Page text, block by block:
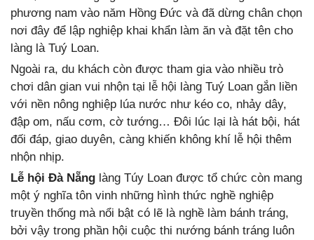
phương nam vào năm Hồng Đức và đã dừng chân chọn
nơi đây để lập nghiệp khai khẩn làm ăn và đặt tên cho
làng là Tuý Loan.
Ngoài ra, du khách còn được tham gia vào nhiều trò
chơi dân gian vui nhộn tại lễ hội làng Tuý Loan gắn liền
với nền nông nghiệp lúa nước như kéo co, nhảy dây,
đập om, nấu cơm, cờ tướng… Đôi lúc lại là hát bội, hát
đối đáp, giao duyên, càng khiến không khí lễ hội thêm
nhộn nhịp.
Lễ hội Đà Nẵng làng Túy Loan được tổ chức còn mang
một ý nghĩa tôn vinh những hình thức nghề nghiệp
truyền thống mà nổi bật có lẽ là nghề làm bánh tráng,
bởi vậy trong phần hội cuộc thi nướng bánh tráng luôn